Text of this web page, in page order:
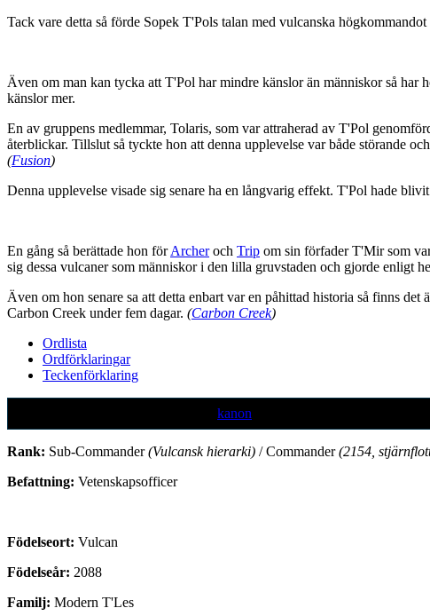
Tack vare detta så förde Sopek T'Pols talan med vulcanska
Även om man kan tycka att T'Pol har mindre känslor än människor så
känslor mer.
En av gruppens medlemmar, Tolaris, som var attraherad av T'Pol
återblickar. Tillslut så tyckte hon att denna upplevelse var både störande
(Fusion)
Denna upplevelse visade sig senare ha en långvarig effekt. T'Pol hade
En gång så berättade hon förArcheroch Trip om sin förfader T'Mir som
sig dessa vulcaner som människor i den lilla gruvstaden och gjorde enligt
Även om hon senare sa att detta enbart var en påhittad historia så finns
Carbon Creek under fem dagar. (Carbon Creek)
Ordlista
Ordförklaringar
Teckenförklaring
kanon
Rank: Sub-Commander(Vulcansk hierarki) / Commander(2154,
Befattning: Vetenskapsofficer
Födelseort: Vulcan
Födelseår: 2088
Familj: Modern T'Les